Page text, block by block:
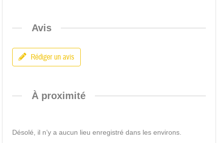
Avis
Rédiger un avis
À proximité
Désolé, il n’y a aucun lieu enregistré dans les environs.